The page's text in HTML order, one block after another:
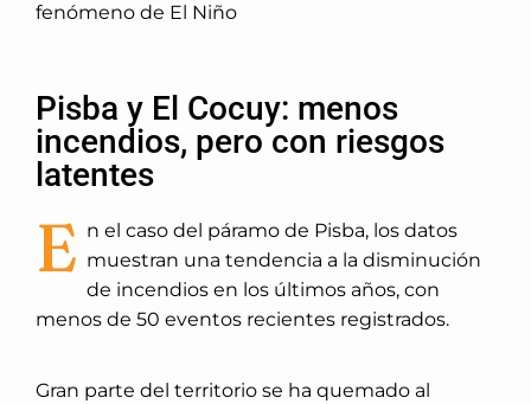
fenómeno de El Niño
Pisba y El Cocuy: menos
incendios, pero con riesgos
latentes
E n el caso del páramo de Pisba, los datos
muestran una tendencia a la disminución
de incendios en los últimos años, con
menos de 50 eventos recientes registrados.
Gran parte del territorio se ha quemado al